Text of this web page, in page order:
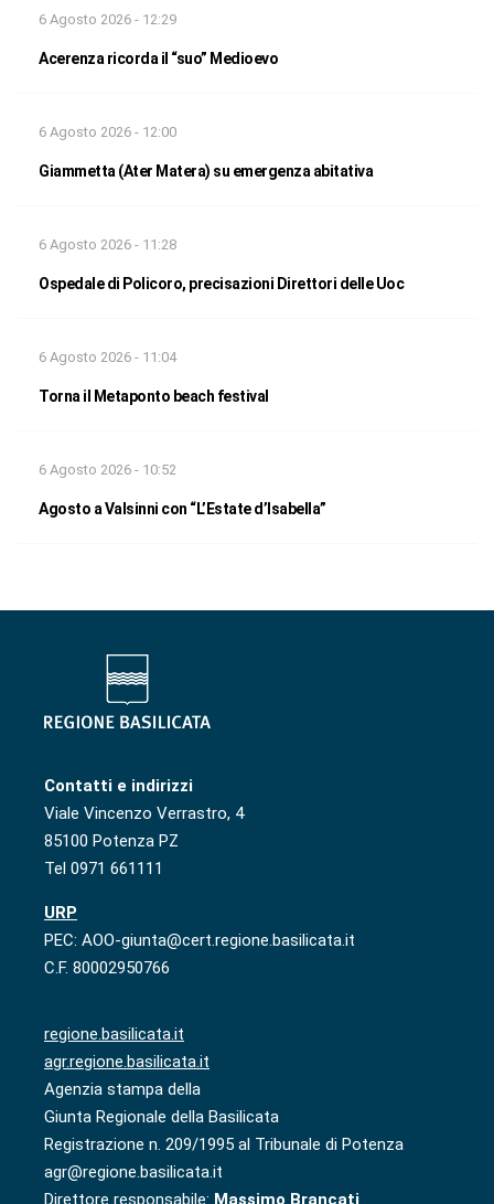
6 Agosto 2026 - 12:29
Acerenza ricorda il “suo” Medioevo
6 Agosto 2026 - 12:00
Giammetta (Ater Matera) su emergenza abitativa
6 Agosto 2026 - 11:28
Ospedale di Policoro, precisazioni Direttori delle Uoc
6 Agosto 2026 - 11:04
Torna il Metaponto beach festival
6 Agosto 2026 - 10:52
Agosto a Valsinni con “L’Estate d’Isabella”
Contatti e indirizzi
Viale Vincenzo Verrastro, 4
85100 Potenza PZ
Tel 0971 661111
URP
PEC: AOO-giunta@cert.regione.basilicata.it
C.F. 80002950766
regione.basilicata.it
agr.regione.basilicata.it
Agenzia stampa della
Giunta Regionale della Basilicata
Registrazione n. 209/1995 al Tribunale di Potenza
agr@regione.basilicata.it
Direttore responsabile: Massimo Brancati